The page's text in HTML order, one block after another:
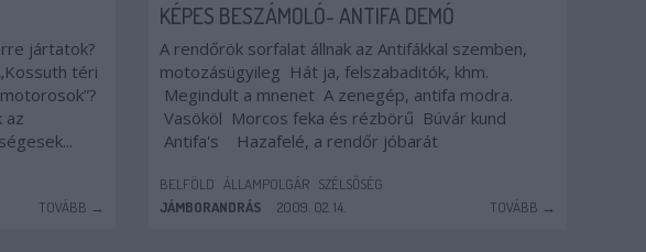
jártatok?
téri
az
TOVÁBB →
KÉPES BESZÁMOLÓ- ANTIFA DEMÓ
A rendőrök sorfalat állnak az Antifákkal szemben,
motozásügyileg Hát ja, felszabaditók, khm.
Megindult a mnenet A zenegép, antifa modra.
Vasököl Morcos feka és rézbörű Búvár kund
Antifa's Hazafelé, a rendőr jóbarát
BELFÖLD ÁLLAMPOLGÁR SZÉLSŐSÉG
JÁMBORANDRÁS
2009. 02. 14. TOVÁBB →